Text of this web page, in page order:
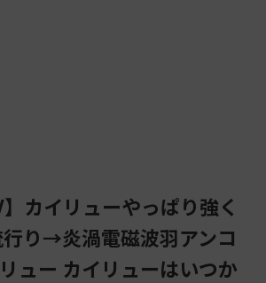
】カイリューやっぱり強く
り→炎渦電磁波羽アンコ
ュー カイリューはいつか